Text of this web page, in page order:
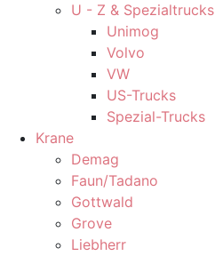
U - Z & Spezialtrucks
Unimog
Volvo
VW
US-Trucks
Spezial-Trucks
Krane
Demag
Faun/Tadano
Gottwald
Grove
Liebherr